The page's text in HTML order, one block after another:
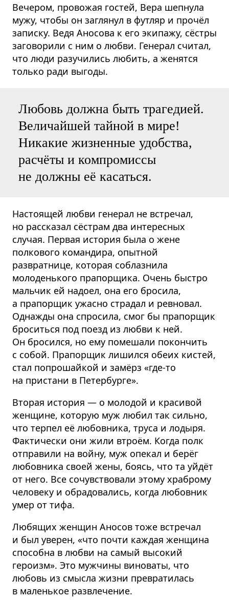
Вечером, провожая гостей, Вера шепнула
мужу, чтобы он заглянул в футляр и прочёл
записку. Ведя Аносова к его экипажу, сёстры
заговорили с ним о любви. Генерал считал,
что люди разучились любить, а женятся
только ради выгоды.
Любовь должна быть трагедией.
Величайшей тайной в мире!
Никакие жизненные удобства,
расчёты и компромиссы
не должны её касаться.
Настоящей любви генерал не встречал,
но рассказал сёстрам два интересных
случая. Первая история была о жене
полкового командира, опытной
развратнице, которая соблазнила
молоденького прапорщика. Очень быстро
мальчик ей надоел, она его бросила,
а прапорщик ужасно страдал и ревновал.
Однажды она спросила, смог бы прапорщик
броситься под поезд из любви к ней.
Он бросился, но ему помешали покончить
с собой. Прапорщик лишился обеих кистей,
стал попрошайкой и замёрз «где-то
на пристани в Петербурге».
Вторая история — о молодой и красивой
женщине, которую муж любил так сильно,
что терпел её любовника, труса и лодыря.
Фактически они жили втроём. Когда полк
отправили на войну, муж опекал и берёг
любовника своей жены, боясь, что та уйдёт
от него. Все сочувствовали этому храброму
человеку и обрадовались, когда любовник
умер от тифа.
Любящих женщин Аносов тоже встречал
и был уверен, «что почти каждая женщина
способна в любви на самый высокий
героизм». Это мужчины виноваты, что
любовь из смысла жизни превратилась
в маленькое развлечение.